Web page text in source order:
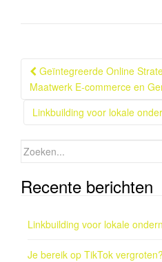
Berichtnavigatie
Geïntegreerde Online
Maatwerk E-commerce en
Linkbuilding voor lokale
Zoeken
Recente berichten
Linkbuilding voor lokale
Je bereik op TikTok